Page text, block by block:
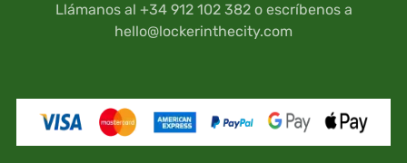
como documentación personal (Pasaporte,
Carnet de conducir, etc.), se guardan bajo tu
Llámanos al +34 912 102 382 o escríbenos a
hello@lockerinthecity.com